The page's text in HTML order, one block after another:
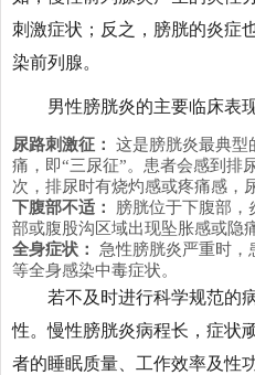
刺激症状；反之，膀胱的炎症
染前列腺。
男性膀胱炎的主要临床表
尿路刺激征：
这是膀胱炎最典型
痛，即“三尿征”。患者会感到排
次，排尿时有烧灼感或疼痛感，
下腹部不适：
膀胱位于下腹部，
部或腹股沟区域出现坠胀感或隐
全身症状：
急性膀胱炎严重时，
等全身感染中毒症状。
若不及时进行科学规范的
性。慢性膀胱炎病程长，症状
者的睡眠质量、工作效率及性